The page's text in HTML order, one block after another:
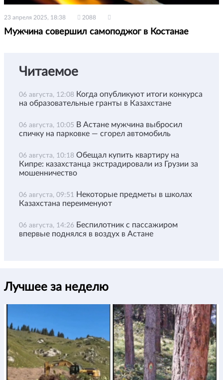
23 апреля 2025, 18:38 2088
Мужчина совершил самоподжог в Костанае
Читаемое
06 августа, 12:08 Когда опубликуют итоги конкурса
на образовательные гранты в Казахстане
06 августа, 10:05 В Астане мужчина выбросил
спичку на парковке — сгорел автомобиль
06 августа, 10:18 Обещал купить квартиру на
Кипре: казахстанца экстрадировали из Грузии за
мошенничество
06 августа, 09:51 Некоторые предметы в школах
Казахстана переименуют
06 августа, 14:26 Беспилотник с пассажиром
впервые поднялся в воздух в Астане
Лучшее за неделю